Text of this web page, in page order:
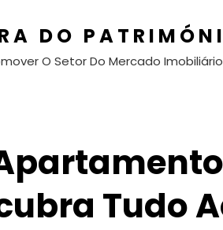
DO
O Setor Do Mercado Imobiliário
Tudo